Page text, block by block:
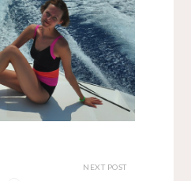
NEXT POST